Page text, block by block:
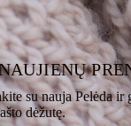
su nauja Pelėda ir
dėžutę.